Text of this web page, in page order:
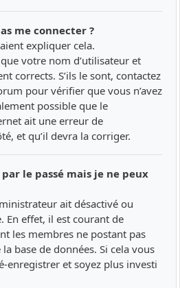
me connecter ?
expliquer cela.
votre nom d’utilisateur et
corrects. S’ils le sont, contactez
pour vérifier que vous n’avez
possible que le
ait une erreur de
et qu’il devra la corriger.
le passé mais je ne peux
ait désactivé ou
En effet, il est courant de
les membres ne postant pas
base de données. Si cela vous
enregistrer et soyez plus investi